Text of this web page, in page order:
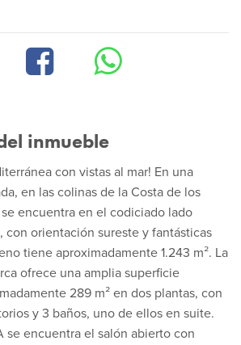
inmueble
con vistas al mar! En una
en las colinas de la Costa de los
encuentra en el codiciado lado
con orientación sureste y fantásticas
tiene aproximadamente 1.243 m². La
ofrece una amplia superficie
289 m² en dos plantas, con
y 3 baños, uno de ellos en suite.
se encuentra el salón abierto con